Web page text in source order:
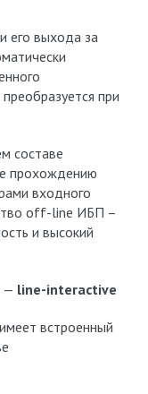
его выхода за
при
составе
прохождению
входного
off-line ИБП –
и высокий
— line-interactive
встроенный